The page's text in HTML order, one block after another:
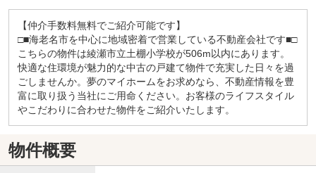
【仲介手数料無料でご紹介可能です】
□■海老名市を中心に地域密着で営業している不動産会社です■□
こちらの物件は綾瀬市立土棚小学校が506m以内にあります。
快適な住環境が魅力的な中古の戸建て物件で充実した日々を過
ごしませんか。夢のマイホームをお求めなら、不動産情報を豊
富に取り扱う当社にご用命ください。お客様のライフスタイル
やこだわりに合わせた物件をご紹介いたします。
物件概要